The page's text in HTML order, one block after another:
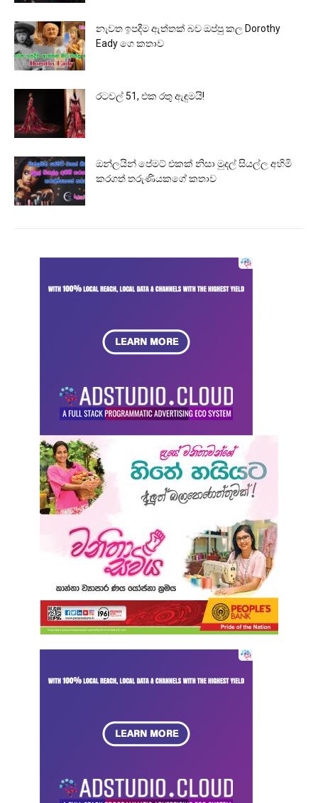
නැවත ඉපදීම ඇත්තක් බව ඔප්පු කල Dorothy
Eady ගෙ කතාව
රටවල් 51, එක රතු ඇඳුමයි!
ඔන්ලයින් පේමට් එකක් නිසා මුදල් සියල්ල අහිමි
කරගත් තරුණියකගේ කතාව